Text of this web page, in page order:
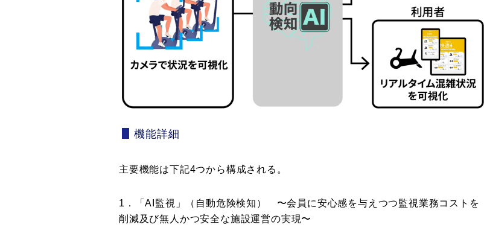
機能詳細
主要機能は下記4つから構成される。
1．「AI監視」（自動危険検知） 〜会員に安心感を与えつつ監視業務コストを
削減及び無人かつ安全な施設運営の実現〜